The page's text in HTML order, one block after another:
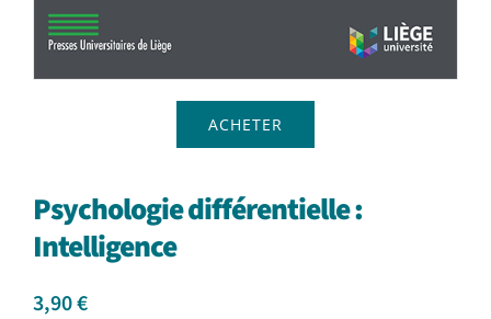
ACHETER
Psychologie différentielle :
Intelligence
3,90€